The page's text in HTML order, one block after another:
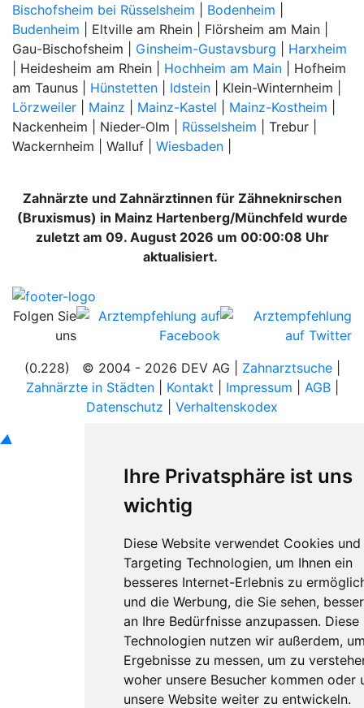
Ihre Privatsphäre ist uns
wichtig
Diese Website verwendet Cookies und
Targeting Technologien, um Ihnen ein
besseres Internet-Erlebnis zu
und die Werbung, die Sie sehen, besser
an Ihre Bedürfnisse anzupassen. Diese
Technologien nutzen wir außerdem,
Ergebnisse zu messen, um zu
woher unsere Besucher kommen oder
unsere Website weiter zu entwickeln.
Bischofsheim bei Rüsselsheim
Bodenheim
Budenheim | Eltville am Rhein | Flörsheim am Main |
Gau-Bischofsheim | Ginsheim-Gustavsburg
Harxheim
| Heidesheim am Rhein | Hochheim am Main | Hofheim
am Taunus | Hünstetten Idstein | Klein-Winternheim |
Lörzweiler
Mainz Mainz-Kastel Mainz-Kostheim
Nackenheim | Nieder-Olm | Rüsselsheim | Trebur |
Wackernheim | Walluf | Wiesbaden
Zahnärzte und Zahnärztinnen für Zähneknirschen
(Bruxismus) in Mainz Hartenberg/Münchfeld wurde
zuletzt am 09. August 2026 um 00:00:08 Uhr
aktualisiert.
Folgen Sie
uns
(0.228) © 2004 - 2026 DEV AG | Zahnarztsuche|
Zahnärzte in Städten| Kontakt Impressum AGB|
Datenschutz
Verhaltenskodex
▲